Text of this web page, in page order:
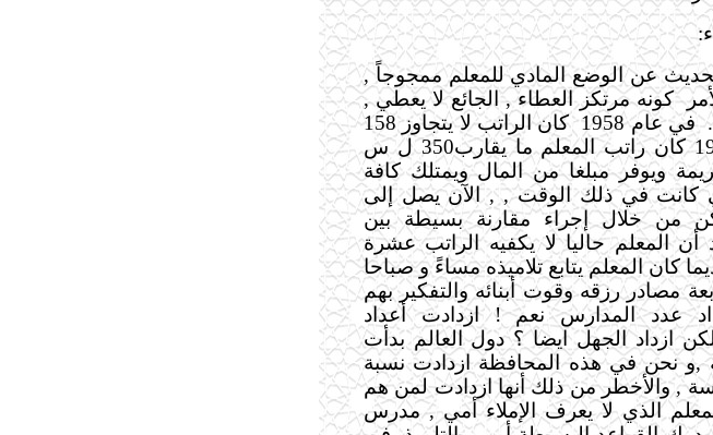
:
عن الوضع المادي للمعلم ممجوجاً ,
كونه مرتكز العطاء , الجائع لا يعطي ,
. في عام 1958
كان الراتب لا يتجاوز 158
ل س في عام 1970 كان راتب المعلم ما يقارب350 ل س
ويوفر مبلغا من المال ويمتلك كافة
كانت في ذلك الوقت , , الآن يصل إلى
من خلال إجراء مقارنة بسيطة بين
أن المعلم حاليا لا يكفيه الراتب عشرة
كان المعلم يتابع تلاميذه مساءً و صباحا
مصادر رزقه وقوت أبنائه والتفكير بهم
عدد المدارس نعم ! ازدادت أعداد
ازداد الجهل ايضا ؟ دول العالم بدأت
,و نحن في هذه المحافظة ازدادت نسبة
, والأخطر من ذلك أنها ازدادت لمن هم
الذي لا يعرف الإملاء أمي , مدرس